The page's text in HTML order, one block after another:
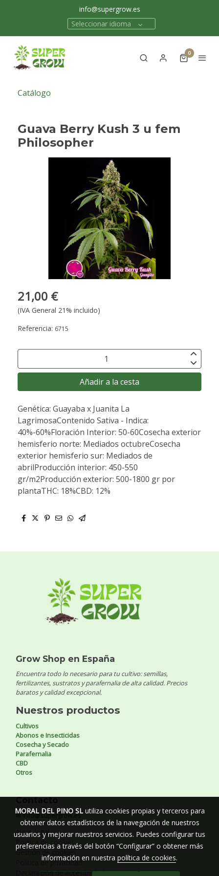
info@supergrow.es
Seleccionar idioma
0
Catálogo
Guava Berry Kush 3 u fem
Philosopher
21,00 €
(IVA General 21% incluido)
Referencia: 6715
Añadir a la cesta
Genética: Guayaba x Juanita La
LagrimosaContenido Sativa - Indica:
40%-60%Floración Interior: 50-60Cosecha exterior
hemisferio norte: Mediados octubreCosecha
exterior hemisferio sur: Mediados de
abrilProducción interior: 450-550
gr/m2Producción exterior: 500-1800 gr por
plantaTHC: 18%CBD: 12%
Grow Shop en España
Encuentra todo lo necesario para tu cultivo: semillas,
fertilizantes, sustratos y parafernalia de alta calidad. Precios
baratos y calidad excepcional.
Nuestros productos
Cultivos
Abonos e Insecticidas
Cosecha y Secado
Parafernalia
CBD
Otros
Contacto
✉ info@supergrow.es
Aviso legal
Política de cookies
Gestión de cookies
Política de privacidad
Declaración de accesibilidad
MORAL DEL PINO SLutiliza cookies propias y terceros para
obtener datos estadísticos de la navegación de nuestros
usuarios y mejorar nuestros servicios. Puedes configurar tus
preferencias a través del botón “Configurar” o obtener más
información en nuestra política de cookies.